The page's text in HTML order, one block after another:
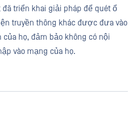
triển khai giải pháp để quét ổ
truyền thông khác được đưa vào
họ, đảm bảo không có nội
vào mạng của họ.